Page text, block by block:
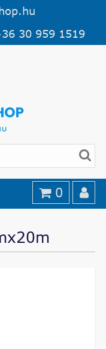
30 959 1519
0